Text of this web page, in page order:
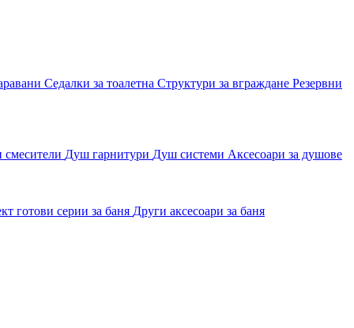
Седалки за тоалетна Структури за вграждане Резервни
смесители Душ гарнитури Душ системи Аксесоари за душове
готови серии за баня Други аксесоари за баня